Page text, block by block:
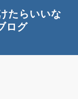
たらいいな
ログ